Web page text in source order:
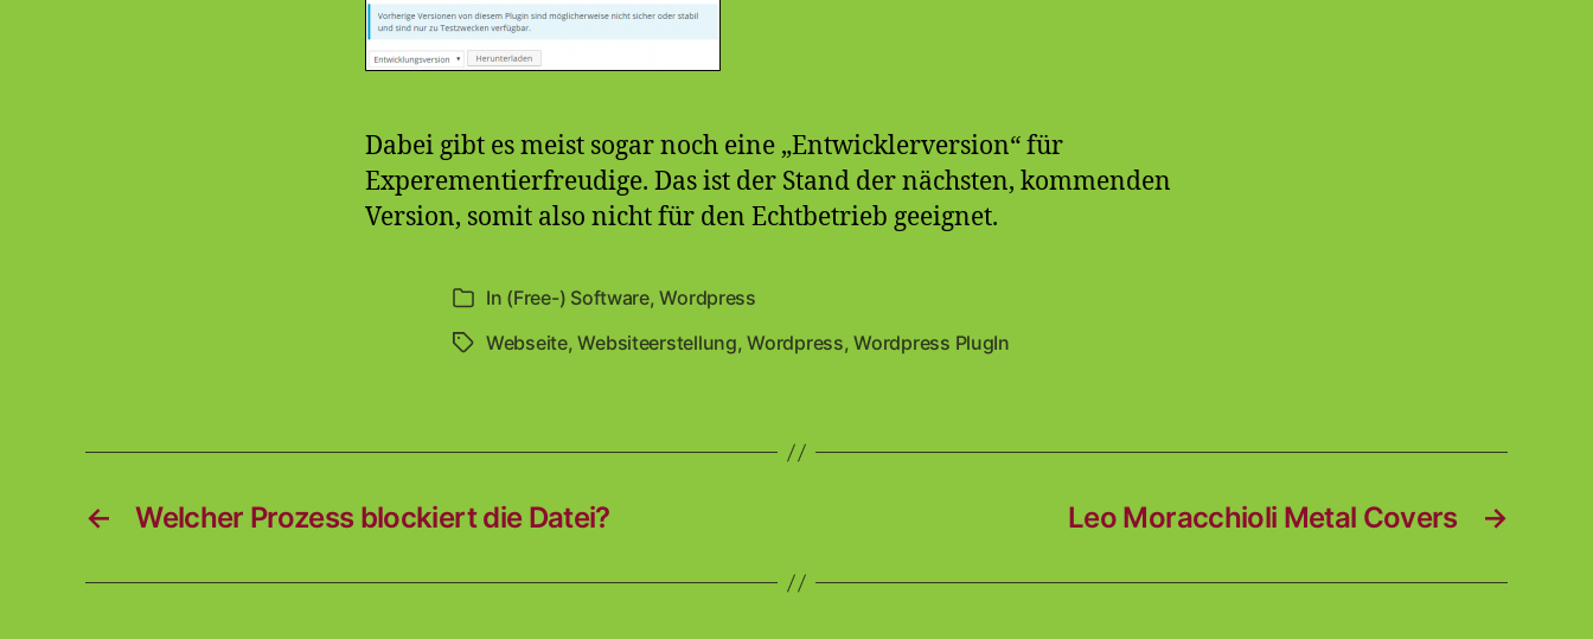
Dabei gibt es meist sogar noch eine „Entwicklerversion“ für
Experementierfreudige. Das ist der Stand der nächsten, kommenden
Version, somit also nicht für den Echtbetrieb geeignet.
Kategorien
In (Free-) Software,Wordpress
Schlagwörter
Webseite,Websiteerstellung,Wordpress,Wordpress PlugIn
← Welcher Prozess blockiert die Datei? →
Leo Moracchioli Metal Covers